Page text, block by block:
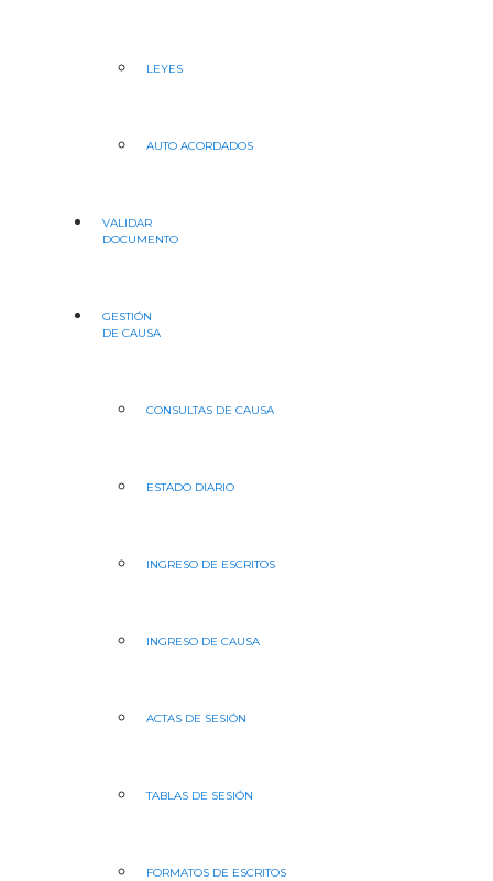
LEYES
AUTO ACORDADOS
VALIDAR
DOCUMENTO
GESTIÓN
DE CAUSA
CONSULTAS DE CAUSA
ESTADO DIARIO
INGRESO DE ESCRITOS
INGRESO DE CAUSA
ACTAS DE SESIÓN
TABLAS DE SESIÓN
FORMATOS DE ESCRITOS